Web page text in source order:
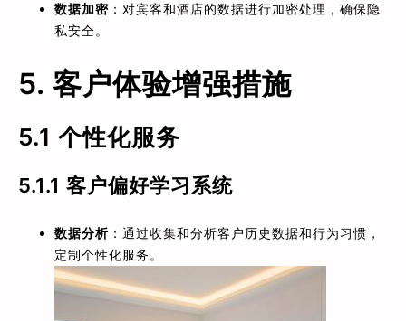
数据加密 ：对宾客和酒店的数据进行加密处理，确保隐
私安全。
5. 客户体验增强措施
5.1 个性化服务
5.1.1 客户偏好学习系统
数据分析 ：通过收集和分析客户历史数据和行为习惯，
定制个性化服务。